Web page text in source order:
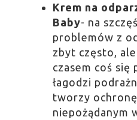
Krem na
Baby- na
problemów z
zbyt często,
czasem coś
łagodzi
tworzy
niepożądanym